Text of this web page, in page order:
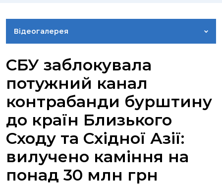
Відеогалерея
ФОТОГАЛЕРЕЯ
КОНТАКТИ ПРЕСЦЕНТРУ
СБУ заблокувала
потужний канал
контрабанди бурштину
до країн Близького
Сходу та Східної Азії:
вилучено каміння на
понад 30 млн грн